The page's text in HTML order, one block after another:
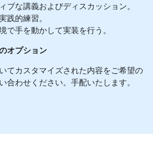
ブな講義およびディスカッション。
践的練習。
で手を動かして実装を行う。
オプション
てカスタマイズされた内容をご希望の
合わせください。手配いたします。